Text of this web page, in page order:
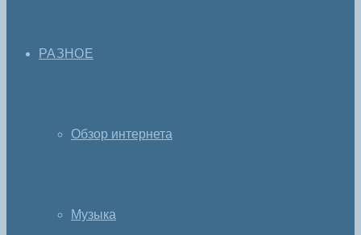
РАЗНОЕ
Обзор интернета
Музыка